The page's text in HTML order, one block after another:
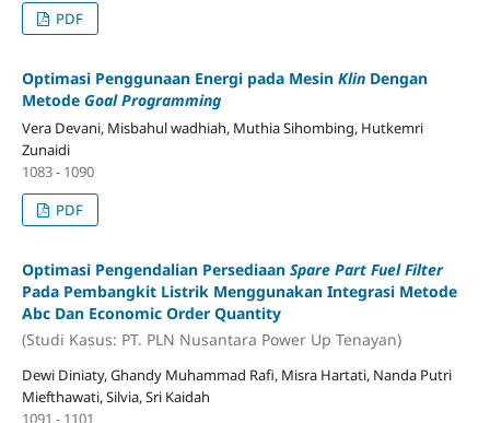
PDF
Optimasi Penggunaan Energi pada Mesin Klin Dengan
Metode Goal Programming
Vera Devani, Misbahul wadhiah, Muthia Sihombing, Hutkemri
Zunaidi
1083 - 1090
PDF
Optimasi Pengendalian Persediaan Spare Part Fuel Filter
Pada Pembangkit Listrik Menggunakan Integrasi Metode
Abc Dan Economic Order Quantity
(Studi Kasus: PT. PLN Nusantara Power Up Tenayan)
Dewi Diniaty, Ghandy Muhammad Rafi, Misra Hartati, Nanda Putri
Miefthawati, Silvia, Sri Kaidah
1091 - 1101